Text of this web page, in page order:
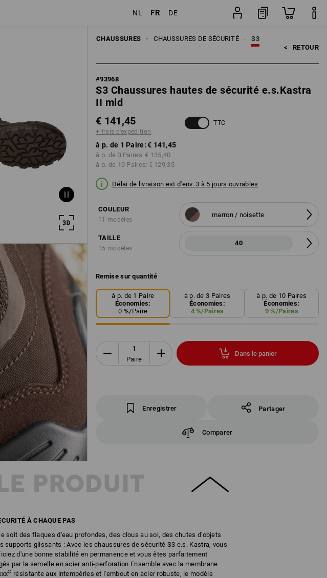
NL FR DE
CHAUSSURES S3
CHAUSSURES DE SÉCURITÉ
< RETOUR
#93968
S3 Chaussures hautes de sécurité e.s.Kastra
II mid
€ 141,45
+ frais d'expédition
TTC
à p. de 1 Paire:€ 141,45
à p. de 3 Paires: € 135,40
à p. de 10 Paires: € 129,35
Délai de livraison est d'env. 3 à 5 jours ouvrables
COULEUR
11 modèles
marron / noisette
TAILLE
15 modèles
40
Remise sur quantité
à p. de 1 Paire
Économies:
0 %/Paire
à p. de 3 Paires
Économies:
4%/Paires
à p. de 10 Paires
Économies:
9 %/Paires
Paire
Dans le panier
Enregistrer Partager
Comparer
PRODUIT
À CHAQUE PAS
soit des flaques d'eau profondes, des clous au sol, des chutes d'objets
supports glissants : Avec les chaussures de sécurité S3 e.s. Kastra, vous
d'une bonne stabilité en permanence et vous êtes parfaitement
par la semelle en acier anti-perforation Ensemble avec la membrane
® résistante aux intempéries et l'embout en acier robuste, le modèle